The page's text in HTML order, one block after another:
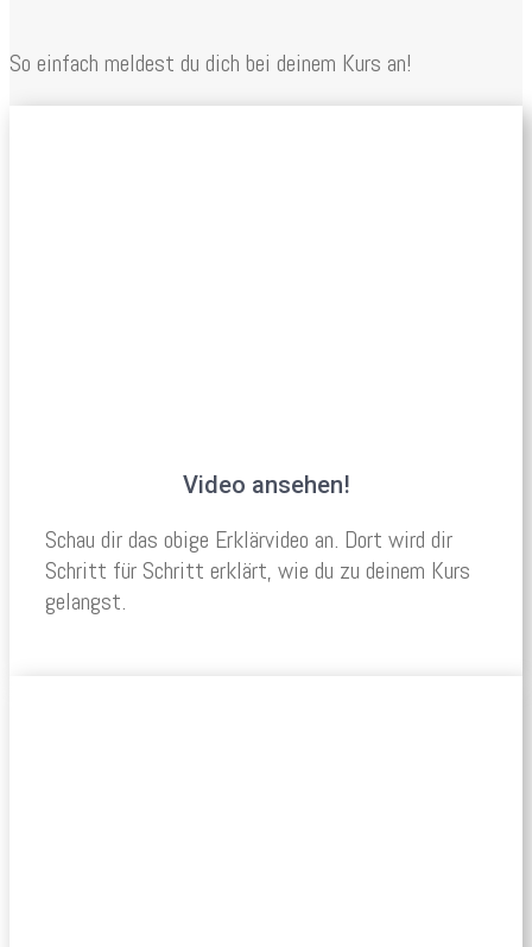
So einfach meldest du dich bei deinem Kurs an!
Video ansehen!
Schau dir das obige Erklärvideo an. Dort wird dir
Schritt für Schritt erklärt, wie du zu deinem Kurs
gelangst.